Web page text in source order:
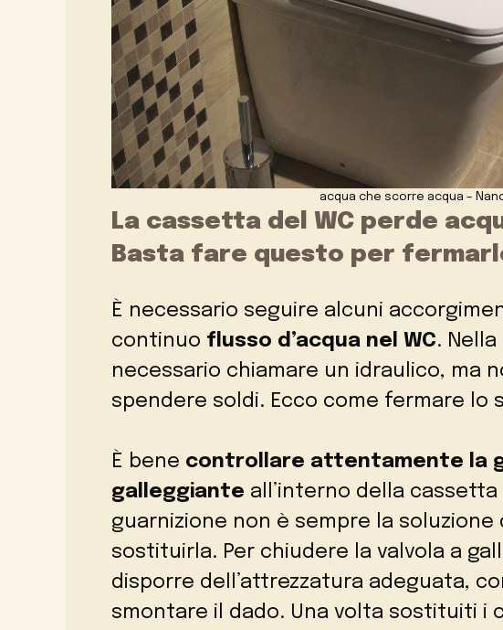
acqua che scorre acqua –
La cassetta del WC perde
Basta fare questo per
È necessario seguire alcuni
continuo flusso d’acqua nel WC.
necessario chiamare un idraulico, ma
spendere soldi. Ecco come fermare lo
È bene controllare attentamente la
galleggiante all’interno della cassetta
guarnizione non è sempre la
sostituirla. Per chiudere la valvola a
disporre dell’attrezzatura adeguata,
smontare il dado. Una volta sostituiti i